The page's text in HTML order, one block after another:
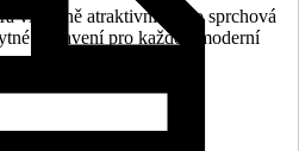
vizuálně atraktivní – tato sprchová
vybavení pro každou moderní